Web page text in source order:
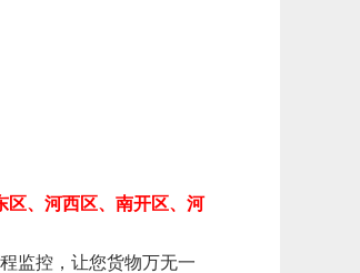
、河西区、南开区、河
监控，让您货物万无一